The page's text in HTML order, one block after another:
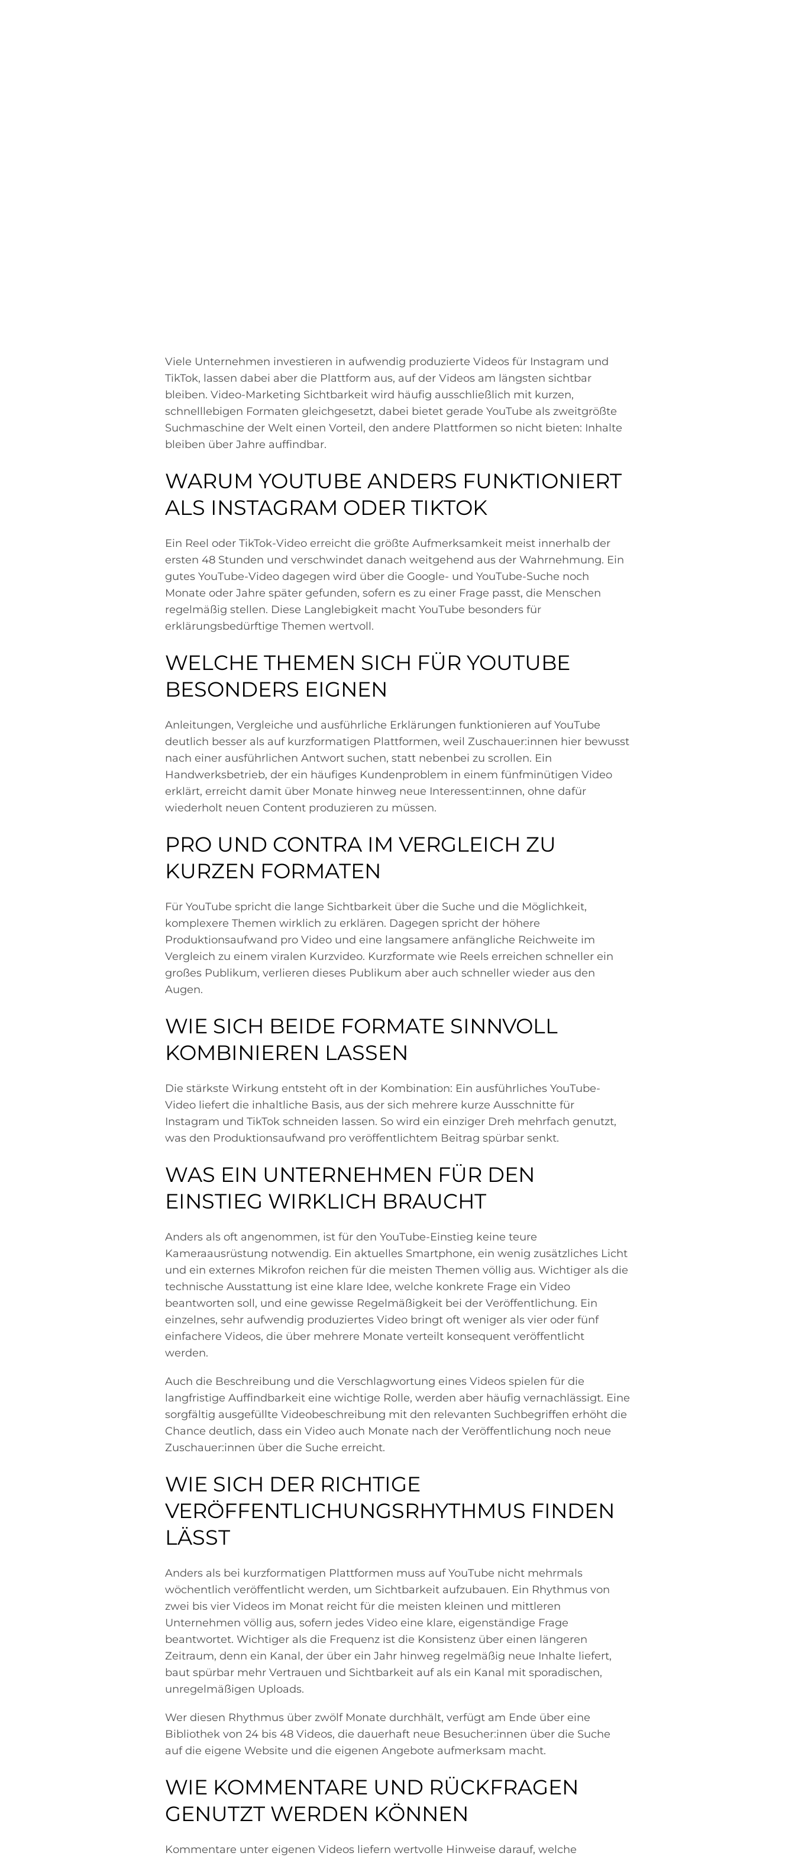
Viele Unternehmen investieren in aufwendig produzierte Videos für Instagram und
TikTok, lassen dabei aber die Plattform aus, auf der Videos am längsten sichtbar
bleiben. Video-Marketing Sichtbarkeit wird häufig ausschließlich mit kurzen,
schnelllebigen Formaten gleichgesetzt, dabei bietet gerade YouTube als zweitgrößte
Suchmaschine der Welt einen Vorteil, den andere Plattformen so nicht bieten: Inhalte
bleiben über Jahre auffindbar.
WARUM YOUTUBE ANDERS FUNKTIONIERT
ALS INSTAGRAM ODER TIKTOK
Ein Reel oder TikTok-Video erreicht die größte Aufmerksamkeit meist innerhalb der
ersten 48 Stunden und verschwindet danach weitgehend aus der Wahrnehmung. Ein
gutes YouTube-Video dagegen wird über die Google- und YouTube-Suche noch
Monate oder Jahre später gefunden, sofern es zu einer Frage passt, die Menschen
regelmäßig stellen. Diese Langlebigkeit macht YouTube besonders für
erklärungsbedürftige Themen wertvoll.
WELCHE THEMEN SICH FÜR YOUTUBE
BESONDERS EIGNEN
Anleitungen, Vergleiche und ausführliche Erklärungen funktionieren auf YouTube
deutlich besser als auf kurzformatigen Plattformen, weil Zuschauer:innen hier bewusst
nach einer ausführlichen Antwort suchen, statt nebenbei zu scrollen. Ein
Handwerksbetrieb, der ein häufiges Kundenproblem in einem fünfminütigen Video
erklärt, erreicht damit über Monate hinweg neue Interessent:innen, ohne dafür
wiederholt neuen Content produzieren zu müssen.
PRO UND CONTRA IM VERGLEICH ZU
KURZEN FORMATEN
Für YouTube spricht die lange Sichtbarkeit über die Suche und die Möglichkeit,
komplexere Themen wirklich zu erklären. Dagegen spricht der höhere
Produktionsaufwand pro Video und eine langsamere anfängliche Reichweite im
Vergleich zu einem viralen Kurzvideo. Kurzformate wie Reels erreichen schneller ein
großes Publikum, verlieren dieses Publikum aber auch schneller wieder aus den
Augen.
WIE SICH BEIDE FORMATE SINNVOLL
KOMBINIEREN LASSEN
Die stärkste Wirkung entsteht oft in der Kombination: Ein ausführliches YouTube-
Video liefert die inhaltliche Basis, aus der sich mehrere kurze Ausschnitte für
Instagram und TikTok schneiden lassen. So wird ein einziger Dreh mehrfach genutzt,
was den Produktionsaufwand pro veröffentlichtem Beitrag spürbar senkt.
WAS EIN UNTERNEHMEN FÜR DEN
EINSTIEG WIRKLICH BRAUCHT
Anders als oft angenommen, ist für den YouTube-Einstieg keine teure
Kameraausrüstung notwendig. Ein aktuelles Smartphone, ein wenig zusätzliches Licht
und ein externes Mikrofon reichen für die meisten Themen völlig aus. Wichtiger als die
technische Ausstattung ist eine klare Idee, welche konkrete Frage ein Video
beantworten soll, und eine gewisse Regelmäßigkeit bei der Veröffentlichung. Ein
einzelnes, sehr aufwendig produziertes Video bringt oft weniger als vier oder fünf
einfachere Videos, die über mehrere Monate verteilt konsequent veröffentlicht
werden.
Auch die Beschreibung und die Verschlagwortung eines Videos spielen für die
langfristige Auffindbarkeit eine wichtige Rolle, werden aber häufig vernachlässigt. Eine
sorgfältig ausgefüllte Videobeschreibung mit den relevanten Suchbegriffen erhöht die
Chance deutlich, dass ein Video auch Monate nach der Veröffentlichung noch neue
Zuschauer:innen über die Suche erreicht.
WIE SICH DER RICHTIGE
VERÖFFENTLICHUNGSRHYTHMUS FINDEN
LÄSST
Anders als bei kurzformatigen Plattformen muss auf YouTube nicht mehrmals
wöchentlich veröffentlicht werden, um Sichtbarkeit aufzubauen. Ein Rhythmus von
zwei bis vier Videos im Monat reicht für die meisten kleinen und mittleren
Unternehmen völlig aus, sofern jedes Video eine klare, eigenständige Frage
beantwortet. Wichtiger als die Frequenz ist die Konsistenz über einen längeren
Zeitraum, denn ein Kanal, der über ein Jahr hinweg regelmäßig neue Inhalte liefert,
baut spürbar mehr Vertrauen und Sichtbarkeit auf als ein Kanal mit sporadischen,
unregelmäßigen Uploads.
Wer diesen Rhythmus über zwölf Monate durchhält, verfügt am Ende über eine
Bibliothek von 24 bis 48 Videos, die dauerhaft neue Besucher:innen über die Suche
auf die eigene Website und die eigenen Angebote aufmerksam macht.
WIE KOMMENTARE UND RÜCKFRAGEN
GENUTZT WERDEN KÖNNEN
Kommentare unter eigenen Videos liefern wertvolle Hinweise darauf, welche